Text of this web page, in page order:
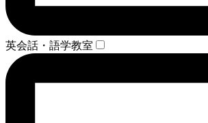
英会話・語学教室